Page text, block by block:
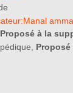
Proposé à la
Proposé